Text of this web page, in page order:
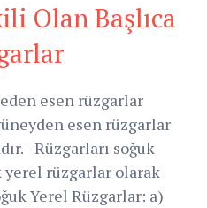
Olan Başlıca
esen rüzgarlar
esen rüzgarlar
- Rüzgarları soğuk
yerel rüzgarlar olarak
Yerel Rüzgarlar: a)